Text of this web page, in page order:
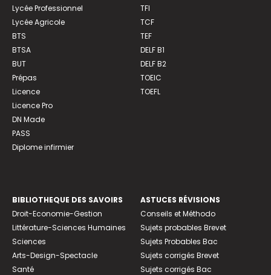
Lycée Professionnel
Lycée Agricole
BTS
BTSA
BUT
Prépas
Licence
Licence Pro
DN Made
PASS
Diplome infirmier
TFI
TCF
TEF
DELF B1
DELF B2
TOEIC
TOEFL
BIBLIOTHEQUE DES SAVOIRS
Droit-Economie-Gestion
Littérature-Sciences Humaines
Sciences
Arts-Design-Spectacle
Santé
ASTUCES RÉVISIONS
Conseils et Méthodo
Sujets probables Brevet
Sujets Probables Bac
Sujets corrigés Brevet
Sujets corrigés Bac